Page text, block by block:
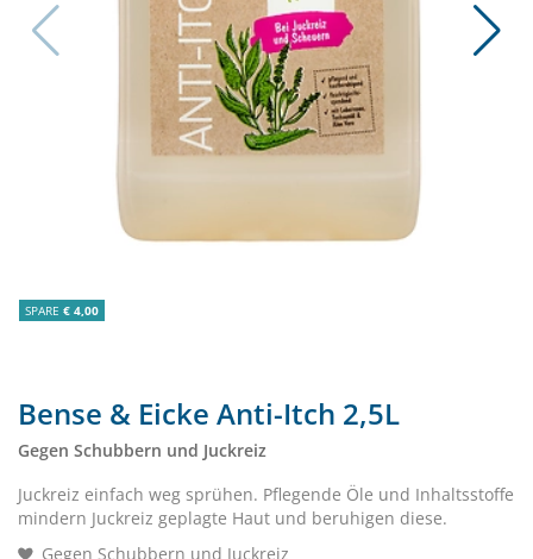
SPARE € 4,00
Bense & Eicke Anti-Itch 2,5L
Gegen Schubbern und Juckreiz
Juckreiz einfach weg sprühen. Pflegende Öle und Inhaltsstoffe
mindern Juckreiz geplagte Haut und beruhigen diese.
Gegen Schubbern und Juckreiz